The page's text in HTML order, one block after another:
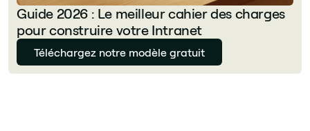
Guide 2026 : Le meilleur cahier des charges
pour construire votre Intranet
Téléchargez notre modèle gratuit